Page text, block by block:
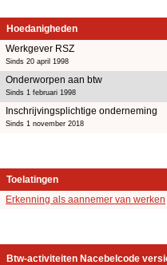
Hoedanigheden
Werkgever RSZ
Sinds 20 april 1998
Onderworpen aan btw
Sinds 1 februari 1998
Inschrijvingsplichtige onderneming
Sinds 1 november 2018
Toelatingen
Erkenning als aannemer van werken
Btw-activiteiten Nacebelcode